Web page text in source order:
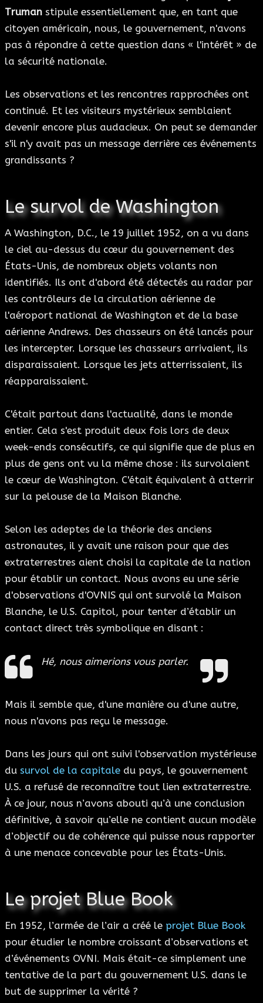
Truman stipule essentiellement que, en tant que
citoyen américain, nous, le gouvernement, n'avons
pas à répondre à cette question dans « l'intérêt » de
la sécurité nationale.
Les observations et les rencontres rapprochées ont
continué. Et les visiteurs mystérieux semblaient
devenir encore plus audacieux. On peut se demander
s'il n'y avait pas un message derrière ces événements
grandissants ?
Le survol de Washington
A Washington, D.C., le 19 juillet 1952, on a vu dans
le ciel au-dessus du cœur du gouvernement des
États-Unis, de nombreux objets volants non
identifiés. Ils ont d'abord été détectés au radar par
les contrôleurs de la circulation aérienne de
l'aéroport national de Washington et de la base
aérienne Andrews. Des chasseurs on été lancés pour
les intercepter. Lorsque les chasseurs arrivaient, ils
disparaissaient. Lorsque les jets atterrissaient, ils
réapparaissaient.
C'était partout dans l'actualité, dans le monde
entier. Cela s'est produit deux fois lors de deux
week-ends consécutifs, ce qui signifie que de plus en
plus de gens ont vu la même chose : ils survolaient
le cœur de Washington. C'était équivalent à atterrir
sur la pelouse de la Maison Blanche.
Selon les adeptes de la théorie des anciens
astronautes, il y avait une raison pour que des
extraterrestres aient choisi la capitale de la nation
pour établir un contact. Nous avons eu une série
d'observations d'OVNIS qui ont survolé la Maison
Blanche, le U.S. Capitol, pour tenter d’établir un
contact direct très symbolique en disant :
Hé, nous aimerions vous parler.
Mais il semble que, d'une manière ou d'une autre,
nous n'avons pas reçu le message.
Dans les jours qui ont suivi l'observation mystérieuse
du survol de la capitale du pays, le gouvernement
U.S. a refusé de reconnaître tout lien extraterrestre.
À ce jour, nous n’avons abouti qu’à une conclusion
définitive, à savoir qu’elle ne contient aucun modèle
d’objectif ou de cohérence qui puisse nous rapporter
à une menace concevable pour les États-Unis.
Le projet Blue Book
En 1952, l’armée de l’air a créé le projet Blue Book
pour étudier le nombre croissant d’observations et
d’événements OVNI. Mais était-ce simplement une
tentative de la part du gouvernement U.S. dans le
but de supprimer la vérité ?